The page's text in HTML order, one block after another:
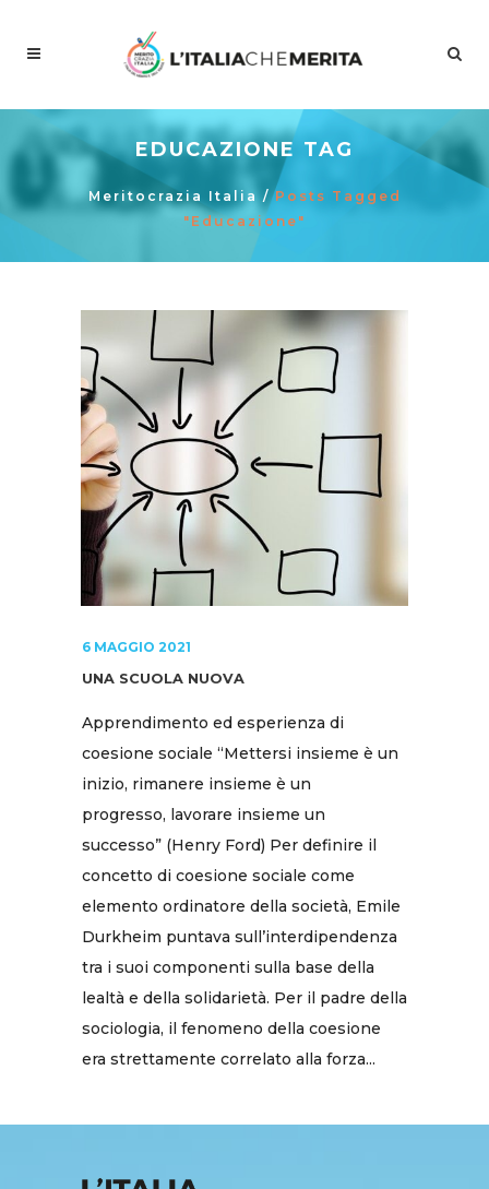
EDUCAZIONE TAG
Meritocrazia Italia /Posts Tagged
"educazione"
6 MAGGIO 2021
UNA SCUOLA NUOVA
Apprendimento ed esperienza di
coesione sociale “Mettersi insieme è un
inizio, rimanere insieme è un
progresso, lavorare insieme un
successo” (Henry Ford) Per definire il
concetto di coesione sociale come
elemento ordinatore della società, Emile
Durkheim puntava sull’interdipendenza
tra i suoi componenti sulla base della
lealtà e della solidarietà. Per il padre della
sociologia, il fenomeno della coesione
era strettamente correlato alla forza...